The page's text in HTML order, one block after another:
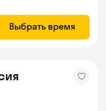
Выбрать время